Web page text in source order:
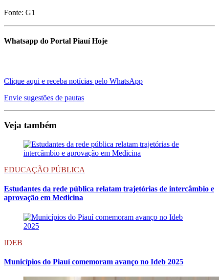
Fonte: G1
Whatsapp do Portal Piauí Hoje
Clique aqui e receba notícias pelo WhatsApp
Envie sugestões de pautas
Veja também
EDUCAÇÃO PÚBLICA
Estudantes da rede pública relatam trajetórias de intercâmbio e
aprovação em Medicina
IDEB
Municípios do Piauí comemoram avanço no Ideb 2025